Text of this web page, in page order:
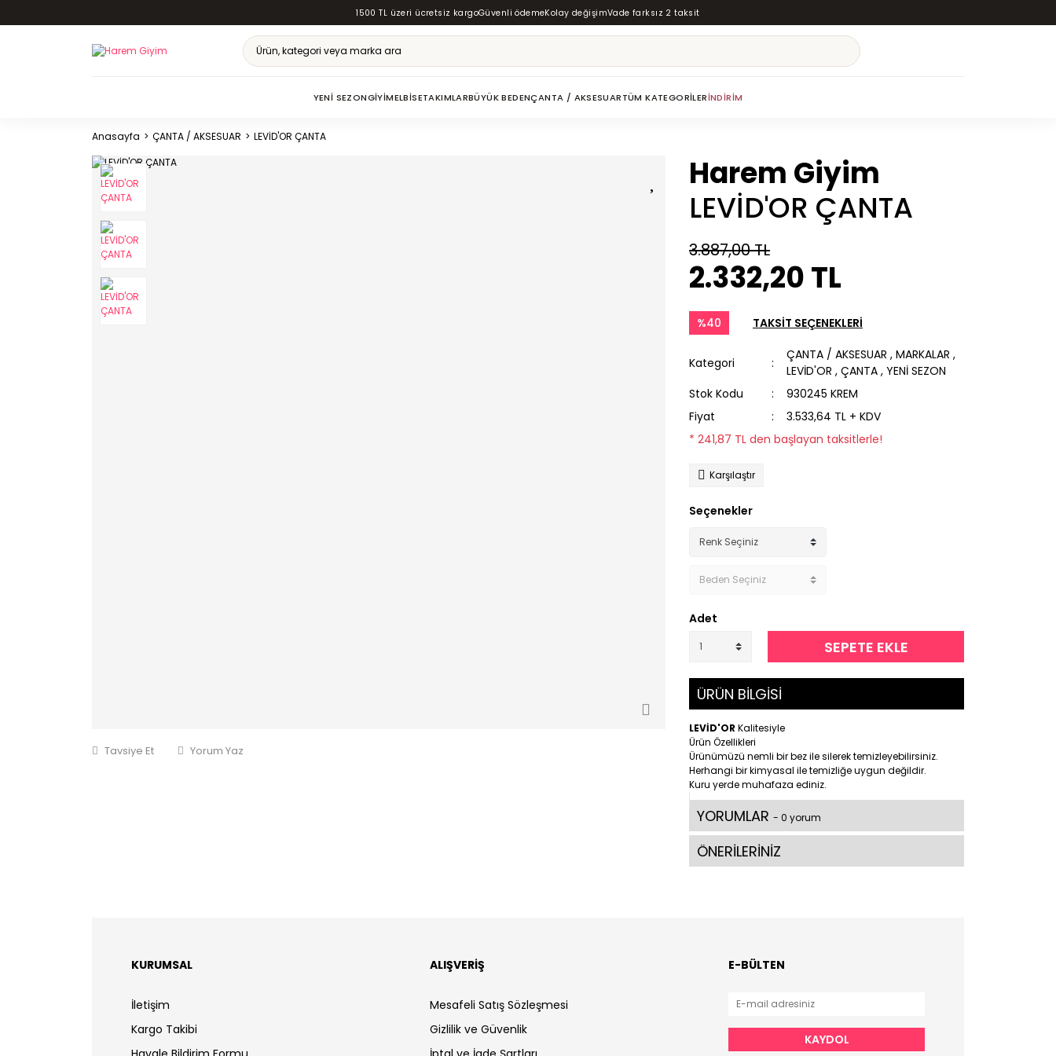
1500 TL üzeri ücretsiz kargoGüvenli ödemeKolay değişimVade farksız 2 taksit
YENI SEZONGIYIMELBISETAKIMLARBÜYÜK BEDENÇANTA / AKSESUARTÜM KATEGORILERİNDIRIM
Anasayfa ÇANTA / AKSESUAR LEVİD'OR ÇANTA
Tavsiye Et Yorum Yaz
Harem Giyim
LEVİD'OR ÇANTA
3.887,00 TL
2.332,20 TL
%40 TAKSİT SEÇENEKLERİ
Kategori
ÇANTA / AKSESUAR , MARKALAR ,
LEVİD'OR , ÇANTA , YENİ SEZON
Stok Kodu
930245 KREM
Fiyat
3.533,64 TL + KDV
* 241,87 TL den başlayan taksitlerle!
Karşılaştır
Seçenekler
Adet
SEPETE EKLE
ÜRÜN BİLGİSİ
LEVİD'OR Kalitesiyle
Ürün Özellikleri
Ürünümüzü nemli bir bez ile silerek temizleyebilirsiniz.
Herhangi bir kimyasal ile temizliğe uygun değildir.
Kuru yerde muhafaza ediniz.
YORUMLAR - 0 yorum
ÖNERİLERİNİZ
KURUMSAL
İletişim
Kargo Takibi
ALIŞVERİŞ
Mesafeli Satış Sözleşmesi
Gizlilik ve Güvenlik
E-BÜLTEN
KAYDOL